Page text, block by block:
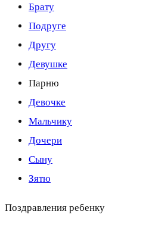
Брату
Подруге
Другу
Девушке
Парню
Девочке
Мальчику
Дочери
Сыну
Зятю
Поздравления ребенку